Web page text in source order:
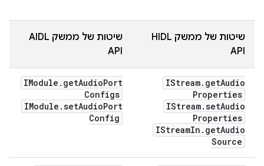
שיטות של ממשק HIDL
API
שיטות של ממשק AIDL
API
IStream. getAudio
Properties
IStream.setAudio
Properties
IStreamIn . getAudio
Source
IModule . getAudioPort
Configs
IModule .setAudioPort
Config